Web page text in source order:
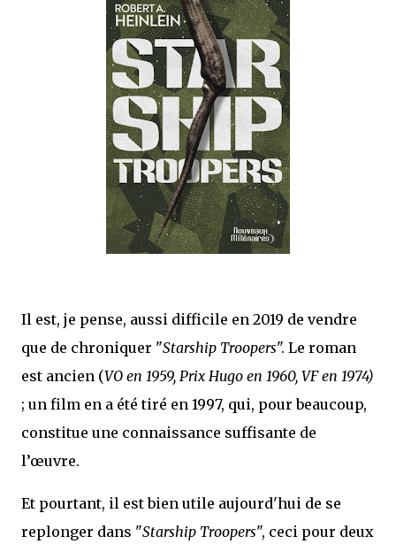
que Thomas connaissait et appréciait Olivier. Marlowe découvre une ville qu’il
ne connaissait pas, habitée par la méfiance, la peur et le rigorisme de la Ligue,
une ville pleine de mystères et de vieilles rancœurs. La Dame d...
Il est, je pense, aussi difficile en 2019 de vendre
que de chroniquer "Starship Troopers". Le roman
est ancien (VO en 1959, Prix Hugo en 1960, VF en 1974)
; un film en a été tiré en 1997, qui, pour beaucoup,
constitue une connaissance suffisante de
l’œuvre.
Et pourtant, il est bien utile aujourd'hui de se
replonger dans "Starship Troopers", ceci pour deux